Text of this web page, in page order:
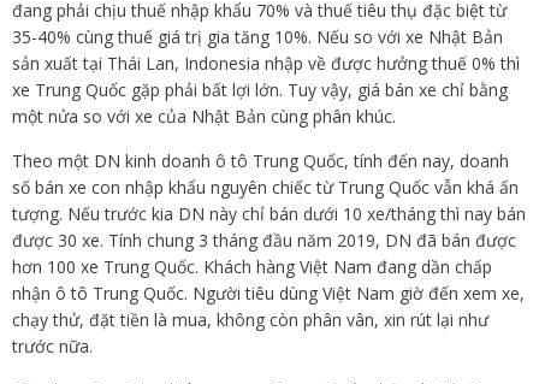
đang phải chịu thuế nhập khẩu 70% và thuế tiêu thụ đặc biệt từ
35-40% cùng thuế giá trị gia tăng 10%. Nếu so với xe Nhật Bản
sản xuất tại Thái Lan, Indonesia nhập về được hưởng thuế 0% thì
xe Trung Quốc gặp phải bất lợi lớn. Tuy vậy, giá bán xe chỉ bằng
một nửa so với xe của Nhật Bản cùng phân khúc.
Theo một DN kinh doanh ô tô Trung Quốc, tính đến nay, doanh
số bán xe con nhập khẩu nguyên chiếc từ Trung Quốc vẫn khá ấn
tượng. Nếu trước kia DN này chỉ bán dưới 10 xe/tháng thì nay bán
được 30 xe. Tính chung 3 tháng đầu năm 2019, DN đã bán được
hơn 100 xe Trung Quốc. Khách hàng Việt Nam đang dần chấp
nhận ô tô Trung Quốc. Người tiêu dùng Việt Nam giờ đến xem xe,
chạy thử, đặt tiền là mua, không còn phân vân, xin rút lại như
trước nữa.